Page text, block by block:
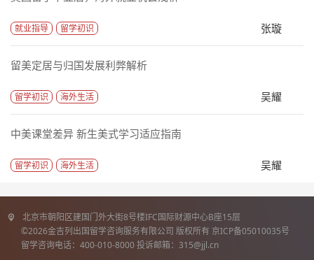
就业指导 留学初识 张璇
留美定居与归国发展利弊解析
留学初识 海外生活 吴耀
中美课堂差异 新生美式学习适应指南
留学初识 海外生活 吴耀
北京市朝阳区建国门外大街8号楼IFC国际财源中心B座15层
©2026金吉列出国留学咨询服务有限公司 版权所有 京ICP备05010035号
留学咨询电话：400-010-8000 投诉邮箱：315@jjl.cn